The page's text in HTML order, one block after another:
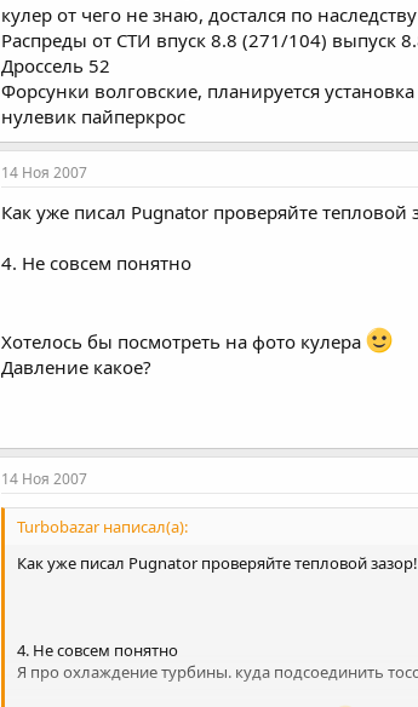
кулер от чего не знаю, достался по
Распреды от СТИ впуск 8.8 (271/104) выпуск
Дроссель 52
Форсунки волговские, планируется установка
нулевик пайперкрос
14 Ноя 2007
Как уже писал Pugnator проверяйте тепловой
4. Не совсем понятно
Хотелось бы посмотреть на фото кулера
Давление какое?
14 Ноя 2007
Turbobazar написал(а):
Как уже писал Pugnator проверяйте тепловой
4. Не совсем понятно
Я про охлаждение турбины. куда подсоединить